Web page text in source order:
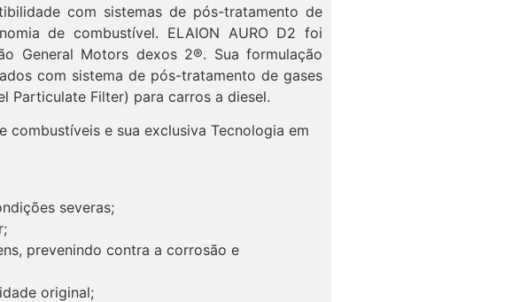
com sistemas de pós-tratamento de
de combustível. ELAION AURO D2 foi
General Motors dexos 2®. Sua formulação
com sistema de pós-tratamento de gases
Particulate Filter) para carros a diesel.
e sua exclusiva Tecnologia em
severas;
prevenindo contra a corrosão e
original;